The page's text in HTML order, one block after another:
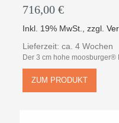
716,00 €
Inkl. 19% MwSt.,zzgl.
Lieferzeit: ca. 4 Wochen
Der 3 cm hohe moosburger®
ZUM PRODUKT